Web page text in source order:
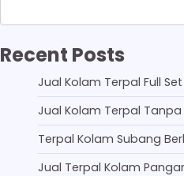
Recent Posts
Jual Kolam Terpal Full
Jual Kolam Terpal
Terpal Kolam Subang
Jual Terpal Kolam